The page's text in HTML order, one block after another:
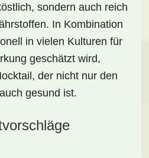
sondern auch reich
In Kombination
in vielen Kulturen für
geschätzt wird,
der nicht nur den
gesund ist.